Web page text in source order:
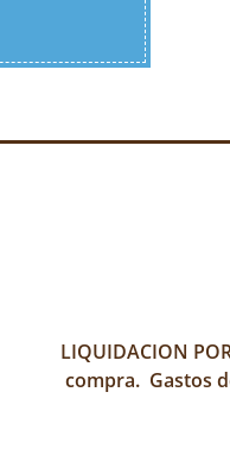
LIQUIDACION
compra. Gastos